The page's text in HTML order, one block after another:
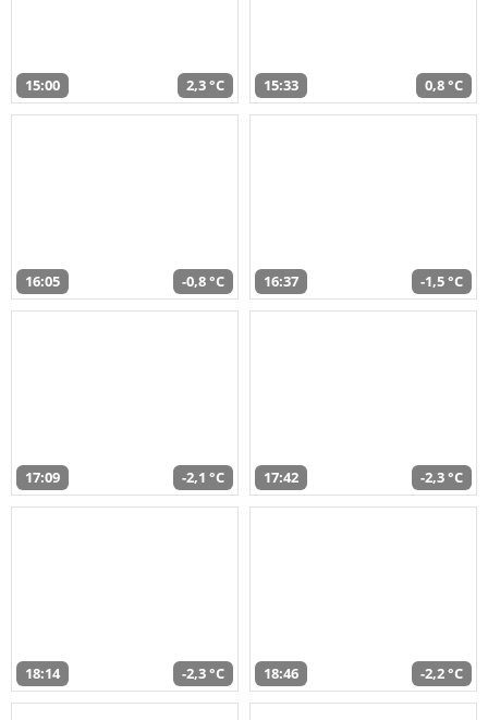
15:00 2,3 °C 15:33 0,8 °C
16:05 -0,8 °C 16:37 -1,5 °C
17:09 -2,1 °C 17:42 -2,3 °C
18:14 -2,3 °C 18:46 -2,2 °C